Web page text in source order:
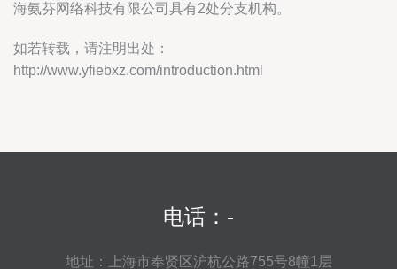
海氨芬网络科技有限公司具有2处分支机构。
如若转载，请注明出处：
http://www.yfiebxz.com/introduction.html
电话：-
地址：上海市奉贤区沪杭公路755号8幢1层